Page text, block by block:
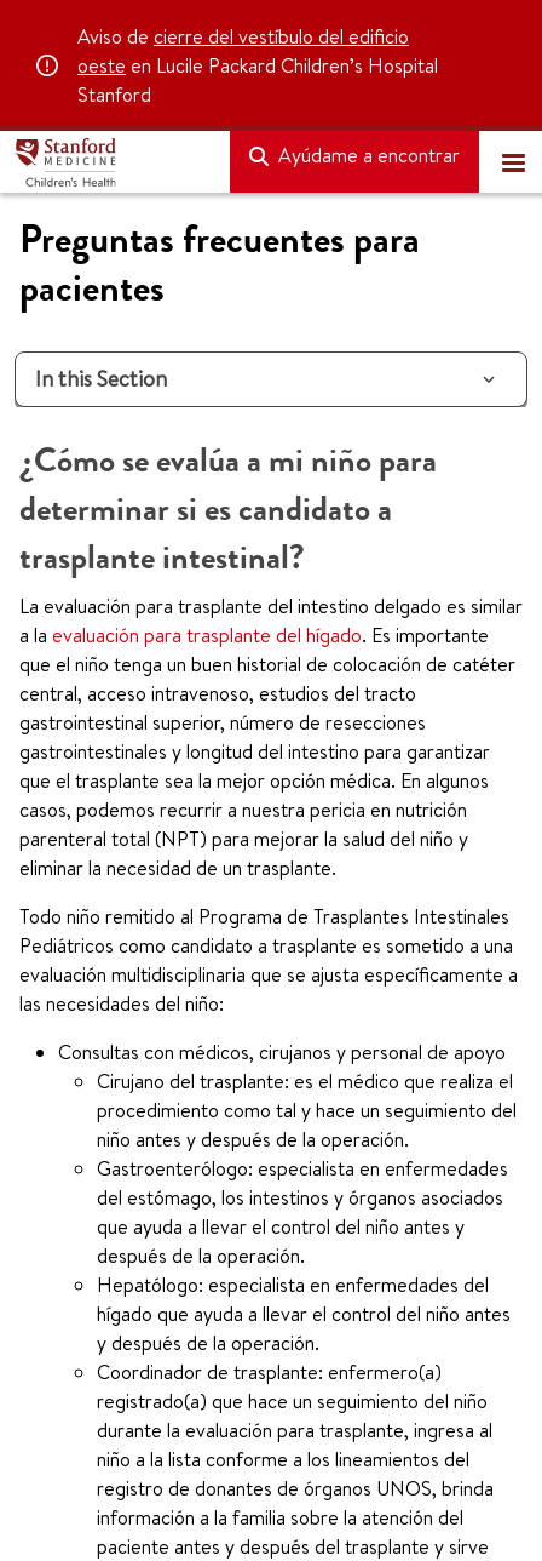
Aviso de cierre del vestíbulo del edificio
oeste en Lucile Packard Children’s Hospital
Stanford
Ayúdame a encontrar
Preguntas frecuentes para
pacientes
In this Section
¿Cómo se evalúa a mi niño para
determinar si es candidato a
trasplante intestinal?
La evaluación para trasplante del intestino delgado es similar
a la evaluación para trasplante del hígado. Es importante
que el niño tenga un buen historial de colocación de catéter
central, acceso intravenoso, estudios del tracto
gastrointestinal superior, número de resecciones
gastrointestinales y longitud del intestino para garantizar
que el trasplante sea la mejor opción médica. En algunos
casos, podemos recurrir a nuestra pericia en nutrición
parenteral total (NPT) para mejorar la salud del niño y
eliminar la necesidad de un trasplante.
Todo niño remitido al Programa de Trasplantes Intestinales
Pediátricos como candidato a trasplante es sometido a una
evaluación multidisciplinaria que se ajusta específicamente a
las necesidades del niño:
Consultas con médicos, cirujanos y personal de apoyo
Cirujano del trasplante: es el médico que realiza el
procedimiento como tal y hace un seguimiento del
niño antes y después de la operación.
Gastroenterólogo: especialista en enfermedades
del estómago, los intestinos y órganos asociados
que ayuda a llevar el control del niño antes y
después de la operación.
Hepatólogo: especialista en enfermedades del
hígado que ayuda a llevar el control del niño antes
y después de la operación.
Coordinador de trasplante: enfermero(a)
registrado(a) que hace un seguimiento del niño
durante la evaluación para trasplante, ingresa al
niño a la lista conforme a los lineamientos del
registro de donantes de órganos UNOS, brinda
información a la familia sobre la atención del
paciente antes y después del trasplante y sirve